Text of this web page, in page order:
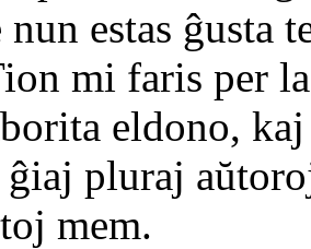
nun estas
mi faris per
eldono,
ĝiaj pluraj
mem.